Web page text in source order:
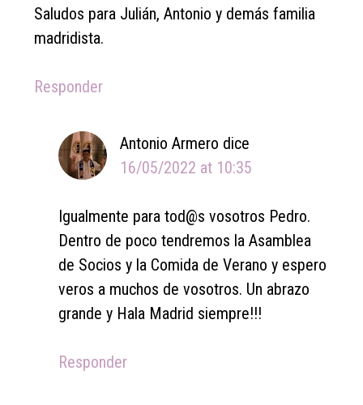
Saludos para Julián, Antonio y demás familia
madridista.
Responder
Antonio Armero dice
16/05/2022 at 10:35
Igualmente para tod@s vosotros Pedro.
Dentro de poco tendremos la Asamblea
de Socios y la Comida de Verano y espero
veros a muchos de vosotros. Un abrazo
grande y Hala Madrid siempre!!!
Responder